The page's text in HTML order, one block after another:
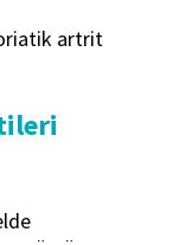
artrit